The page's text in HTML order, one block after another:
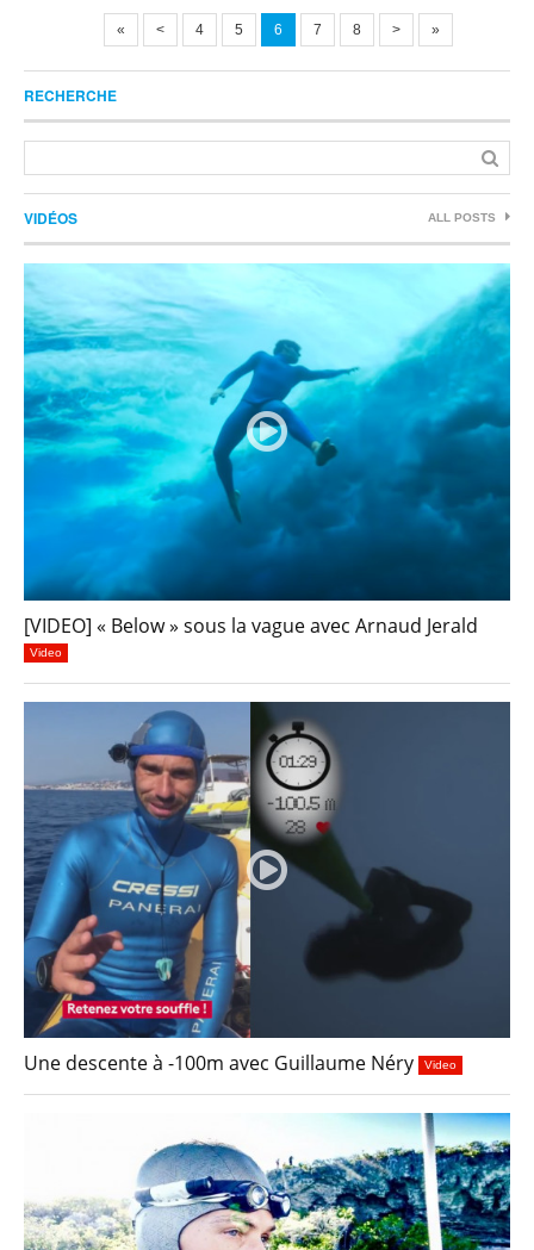
« < 4 5 6 7 8 > »
RECHERCHE
VIDÉOS ALL POSTS
[VIDEO] « Below » sous la vague avec Arnaud Jerald
Video
Une descente à -100m avec Guillaume Néry Video